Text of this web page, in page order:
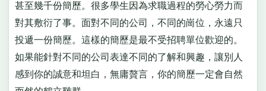
甚至幾千份簡歷。很多學生因為求職過程的勞心勞力而
對其敷衍了事。面對不同的公司，不同的崗位，永遠只
投遞一份簡歷。這樣的簡歷是最不受招聘單位歡迎的。
如果能針對不同的公司表達不同的了解和興趣，讓別人
感到你的誠意和坦白，無庸贅言，你的簡歷一定會自然